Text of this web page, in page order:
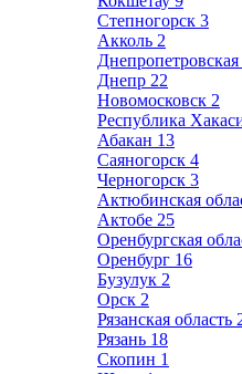
Степногорск 3
Акколь 2
Днепропетровская
Днепр 22
Новомосковск 2
Республика
Абакан 13
Саяногорск 4
Черногорск 3
Актюбинская
Актобе 25
Оренбургская
Оренбург 16
Бузулук 2
Орск 2
Рязанская область
Рязань 18
Скопин 1